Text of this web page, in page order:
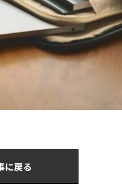
に戻る